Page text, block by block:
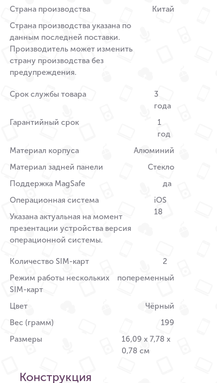
Страна производства
Страна производства указана по
данным последней поставки.
Производитель может изменить
страну производства без
предупреждения.
Китай
Срок службы товара
3
года
Гарантийный срок
1
год
Материал корпуса
Алюминий
Материал задней панели
Стекло
Поддержка MagSafe
да
Операционная система
Указана актуальная на момент
презентации устройства версия
операционной системы.
iOS
18
Количество SIM-карт
2
Режим работы нескольких
SIM-карт
попеременный
Цвет
Чёрный
Вес (грамм)
199
Размеры
16,09 x 7,78 x
0,78 см
Конструкция